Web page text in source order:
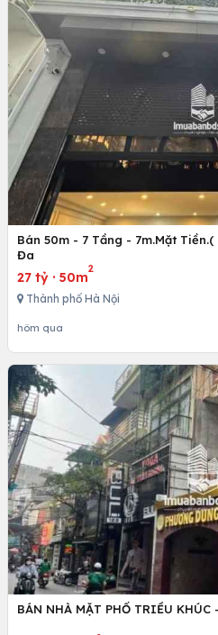
Bán 50m - 7 Tầng - 7m.Mặt
Đa
27 tỷ · 50m
2
Thành phố Hà Nội
hôm qua
BÁN NHÀ MẶT PHỐ TRIỀU